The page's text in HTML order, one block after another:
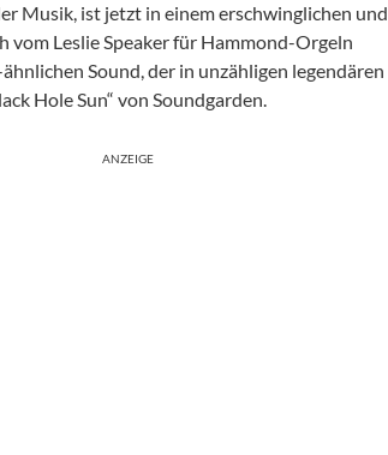
Musik, ist jetzt in einem erschwinglichen und
Leslie Speaker für Hammond-Orgeln
Sound, der in unzähligen legendären
Hole Sun“ von Soundgarden.
ANZEIGE